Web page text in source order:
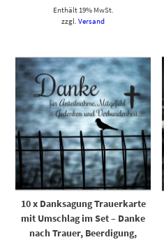
Enthält 19% MwSt.
zzgl.Versand
10 x Danksagung Trauerkarte
mit Umschlag im Set – Danke
nach Trauer, Beerdigung,